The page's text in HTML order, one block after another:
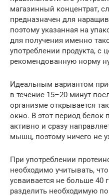
магазинный концентрат,
предназначен для
поэтому указанная на
для получения именно
употреблении продукта, с
рекомендованную норму
Идеальным вариантом
в течение 15–20 минут
организме открывается
окно. В этот период белок
активно и сразу
мышц, поэтому ничего не
При употреблении
необходимо учитывать,
усваивается не больше 40
разделить необходимую